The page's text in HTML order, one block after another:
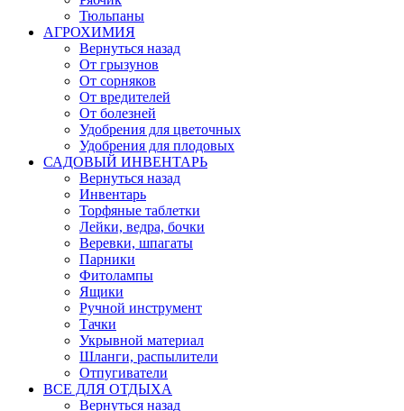
Тюльпаны
АГРОХИМИЯ
Вернуться назад
От грызунов
От сорняков
От вредителей
От болезней
Удобрения для цветочных
Удобрения для плодовых
САДОВЫЙ ИНВЕНТАРЬ
Вернуться назад
Инвентарь
Торфяные таблетки
Лейки, ведра, бочки
Веревки, шпагаты
Парники
Фитолампы
Ящики
Ручной инструмент
Тачки
Укрывной материал
Шланги, распылители
Отпугиватели
ВСЕ ДЛЯ ОТДЫХА
Вернуться назад